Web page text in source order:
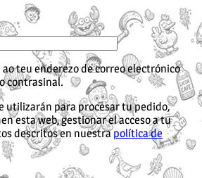
teu enderezo de correo electrónico
contrasinal.
utilizarán para procesar tu pedido,
esta web, gestionar el acceso a tu
descritos en nuestrapolítica de